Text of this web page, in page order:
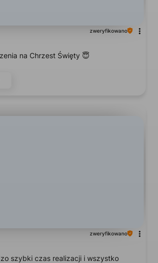
zweryfikowano
na Chrzest Święty 😇
zweryfikowano
szybki czas realizacji i wszystko